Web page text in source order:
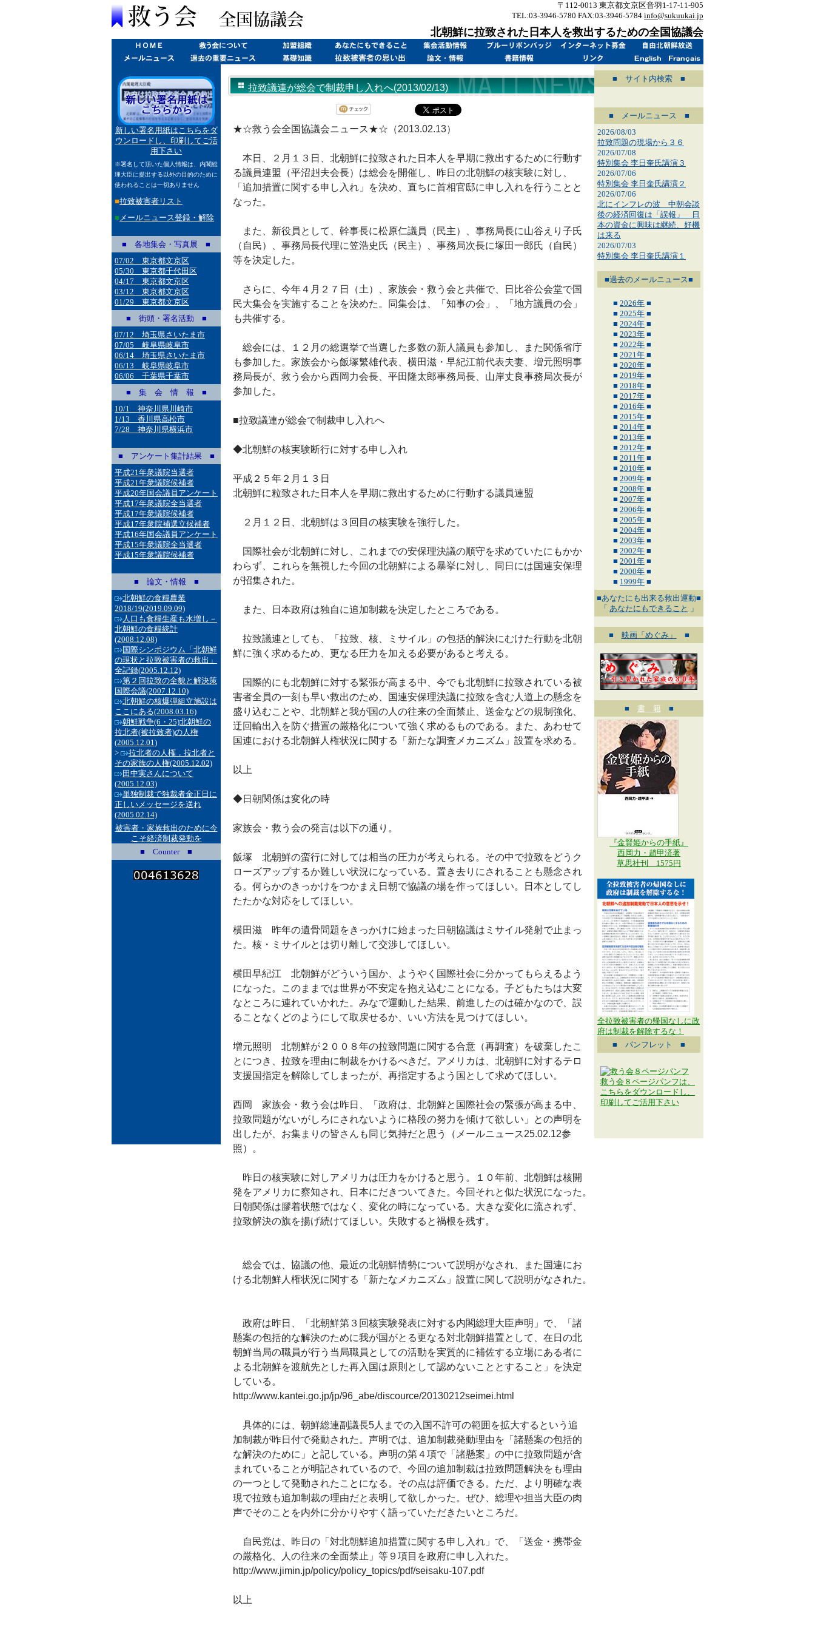
〒112-0013 東京都文京区音羽1-17-11-905
TEL:03-3946-5780 FAX:03-3946-5784 info@sukuukai.jp
北朝鮮に拉致された日本人を救出するための全国協議会
新しい署名用紙はこちらをダ
ウンロードし、印刷してご活
用下さい
※署名して頂いた個人情報は、内閣総
理大臣に提出する以外の目的のために
使われることは一切ありません
■拉致被害者リスト
■ メールニュース登録・解除
■ 各地集会・写真展 ■
07/02 東京都文京区
05/30 東京都千代田区
04/17 東京都文京区
03/12 東京都文京区
01/29 東京都文京区
■ 街頭・署名活動 ■
07/12 埼玉県さいたま市
07/05 岐阜県岐阜市
06/14 埼玉県さいたま市
06/13 岐阜県岐阜市
06/06 千葉県千葉市
■ 集 会 情 報 ■
10/1 神奈川県川崎市
1/13 香川県高松市
7/28 神奈川県横浜市
■ アンケート集計結果 ■
平成21年衆議院当選者
平成21年衆議院候補者
平成20年国会議員アンケート
平成17年衆議院全当選者
平成17年衆議院候補者
平成17年衆院補選立候補者
平成16年国会議員アンケート
平成15年衆議院全当選者
平成15年衆議院候補者
■ 論文・情報 ■
北朝鮮の食糧農業
2018/19(2019.09.09)
人口も食糧生産も水増し－
北朝鮮の食糧統計
(2008.12.08)
国際シンポジウム「北朝鮮
の現状と拉致被害者の救出」
全記録(2005.12.12)
第２回拉致の全貌と解決策
国際会議(2007.12.10)
北朝鮮の核爆弾組立施設は
ここにある(2008.03.16)
朝鮮戦争(6・25)北朝鮮の
拉北者(被拉致者)の人権
(2005.12.01)
>
拉北者の人権，拉北者と
その家族の人権(2005.12.02)
田中実さんについて
(2005.12.03)
単独制裁で独裁者金正日に
正しいメッセージを送れ
(2005.02.14)
被害者・家族救出のために今
こそ経済制裁発動を
■ Counter ■
拉致議連が総会で制裁申し入れへ(2013/02/13)
★☆救う会全国協議会ニュース★☆（2013.02.13）
本日、２月１３日、北朝鮮に拉致された日本人を早期に救出するために行動す
る議員連盟（平沼赳夫会長）は総会を開催し、昨日の北朝鮮の核実験に対し、
「追加措置に関する申し入れ」を決め、直ちに首相官邸に申し入れを行うことと
なった。
また、新役員として、幹事長に松原仁議員（民主）、事務局長に山谷えり子氏
（自民）、事務局長代理に笠浩史氏（民主）、事務局次長に塚田一郎氏（自民）
等を決定した。
さらに、今年４月２７日（土）、家族会・救う会と共催で、日比谷公会堂で国
民大集会を実施することを決めた。同集会は、「知事の会」、「地方議員の会」
も共催する。
総会には、１２月の総選挙で当選した多数の新人議員も参加し、また関係省庁
も参加した。家族会から飯塚繁雄代表、横田滋・早紀江前代表夫妻、増元照明事
務局長が、救う会から西岡力会長、平田隆太郎事務局長、山岸丈良事務局次長が
参加した。
■拉致議連が総会で制裁申し入れへ
◆北朝鮮の核実験断行に対する申し入れ
平成２５年２月１３日
北朝鮮に粒致された日本人を早期に救出するために行動する議員連盟
２月１２日、北朝鮮は３回目の核実験を強行した。
国際社会が北朝鮮に対し、これまでの安保理決議の順守を求めていたにもかか
わらず、これらを無視した今回の北朝鮮による暴挙に対し、同日には国連安保理
が招集された。
また、日本政府は独自に追加制裁を決定したところである。
拉致議連としても、「拉致、核、ミサイル」の包括的解決にむけた行動を北朝
鮮に強く求めるため、更なる圧力を加える必要があると考える。
国際的にも北朝鮮に対する緊張が高まる中、今でも北朝鮮に拉致されている被
害者全員の一刻も早い救出のため、国連安保理決議に拉致を含む人道上の懸念を
盛り込むことや、北朝鮮と我が国の人の往来の全面禁止、送金などの規制強化、
迂回輸出入を防ぐ措置の厳格化について強く求めるものである。また、あわせて
国連における北朝鮮人権状況に関する「新たな調査メカニズム」設置を求める。
以上
◆日朝関係は変化の時
家族会・救う会の発言は以下の通り。
飯塚 北朝鮮の蛮行に対しては相当の圧力が考えられる。その中で拉致をどうク
ローズアップするか難しい状況になっている。置き去りにされることも懸念され
る。何らかのきっかけをつかまえ日朝で協議の場を作ってほしい。日本としてし
たたかな対応をしてほしい。
横田滋 昨年の遺骨問題をきっかけに始まった日朝協議はミサイル発射で止まっ
た。核・ミサイルとは切り離して交渉してほしい。
横田早紀江 北朝鮮がどういう国か、ようやく国際社会に分かってもらえるよう
になった。このままでは世界が不安定を抱え込むことになる。子どもたちは大変
なところに連れていかれた。みなで運動した結果、前進したのは確かなので、誤
ることなくどのようにして取戻せるか、いい方法を見つけてほしい。
増元照明 北朝鮮が２００８年の拉致問題に関する合意（再調査）を破棄したこ
とにつき、拉致を理由に制裁をかけるべきだ。アメリカは、北朝鮮に対するテロ
支援国指定を解除してしまったが、再指定するよう国として求めてほしい。
西岡 家族会・救う会は昨日、「政府は、北朝鮮と国際社会の緊張が高まる中、
拉致問題がないがしろにされないように格段の努力を傾けて欲しい」との声明を
出したが、お集まりの皆さんも同じ気持だと思う（メールニュース25.02.12参
照）。
昨日の核実験に対しアメリカは圧力をかけると思う。１０年前、北朝鮮は核開
発をアメリカに察知され、日本にだきついてきた。今回それと似た状況になった。
日朝関係は膠着状態ではなく、変化の時になっている。大きな変化に流されず、
拉致解決の旗を揚げ続けてほしい。失敗すると禍根を残す。
総会では、協議の他、最近の北朝鮮情勢について説明がなされ、また国連にお
ける北朝鮮人権状況に関する「新たなメカニズム」設置に関して説明がなされた。
政府は昨日、「北朝鮮第３回核実験発表に対する内閣総理大臣声明」で、「諸
懸案の包括的な解決のために我が国がとる更なる対北朝鮮措置として、在日の北
朝鮮当局の職員が行う当局職員としての活動を実質的に補佐する立場にある者に
よる北朝鮮を渡航先とした再入国は原則として認めないこととすること」を決定
している。
http://www.kantei.go.jp/jp/96_abe/discource/20130212seimei.html
具体的には、朝鮮総連副議長5人までの入国不許可の範囲を拡大するという追
加制裁が昨日付で発動された。声明では、追加制裁発動理由を「諸懸案の包括的
な解決のために」と記している。声明の第４項で「諸懸案」の中に拉致問題が含
まれていることが明記されているので、今回の追加制裁は拉致問題解決をも理由
の一つとして発動されたことになる。その点は評価できる。ただ、より明確な表
現で拉致も追加制裁の理由だと表明して欲しかった。ぜひ、総理や担当大臣の肉
声でそのことを内外に分かりやすく語っていただきたいところだ。
自民党は、昨日の「対北朝鮮追加措置に関する申し入れ」で、「送金・携帯金
の厳格化、人の往来の全面禁止」等９項目を政府に申し入れた。
http://www.jimin.jp/policy/policy_topics/pdf/seisaku-107.pdf
以上
■ サイト内検索 ■
■ メールニュース ■
2026/08/03
拉致問題の現場から３６
2026/07/08
特別集会 李日奎氏講演３
2026/07/06
特別集会 李日奎氏講演２
2026/07/06
北にインフレの波 中朝会談
後の経済回復は「誤報」 日
本の資金に興味は継続、好機
は来る
2026/07/03
特別集会 李日奎氏講演１
■過去のメールニュース■
■ 2026年 ■
■ 2025年 ■
■ 2024年 ■
■ 2023年 ■
■ 2022年 ■
■ 2021年 ■
■ 2020年 ■
■ 2019年 ■
■ 2018年 ■
■ 2017年 ■
■ 2016年 ■
■ 2015年 ■
■ 2014年 ■
■ 2013年 ■
■ 2012年 ■
■ 2011年 ■
■ 2010年 ■
■ 2009年 ■
■ 2008年 ■
■ 2007年 ■
■ 2006年 ■
■ 2005年 ■
■ 2004年 ■
■ 2003年 ■
■ 2002年 ■
■ 2001年 ■
■ 2000年 ■
■ 1999年 ■
■あなたにも出来る救出運動■
「 あなたにもできること 」
■ 映画「めぐみ」 ■
■ 書 籍 ■
『金賢姫からの手紙』
西岡力・趙甲済著
草思社刊 1575円
全拉致被害者の帰国なしに政
府は制裁を解除するな！
■ パンフレット ■
救う会８ページパンフは、
こちらをダウンロードし、
印刷してご活用下さい